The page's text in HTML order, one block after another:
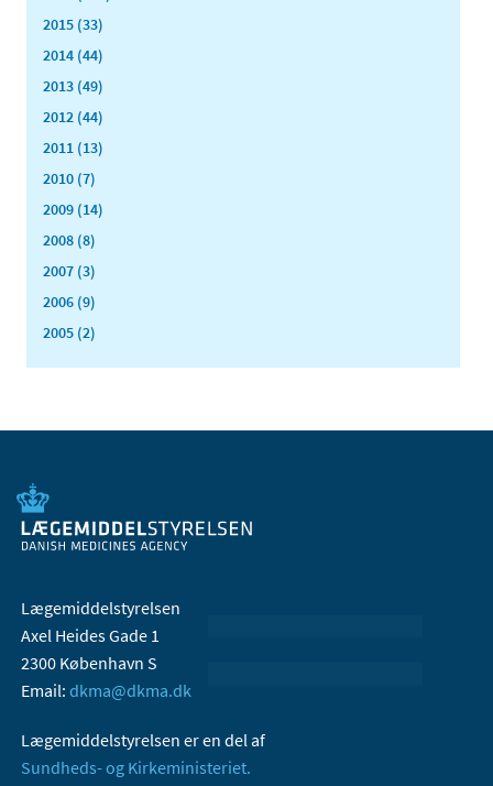
2015 (33)
2014 (44)
2013 (49)
2012 (44)
2011 (13)
2010 (7)
2009 (14)
2008 (8)
2007 (3)
2006 (9)
2005 (2)
Lægemiddelstyrelsen
Axel Heides Gade 1
2300 København S
Email: dkma@dkma.dk
Lægemiddelstyrelsen er en del af
Sundheds- og Kirkeministeriet.